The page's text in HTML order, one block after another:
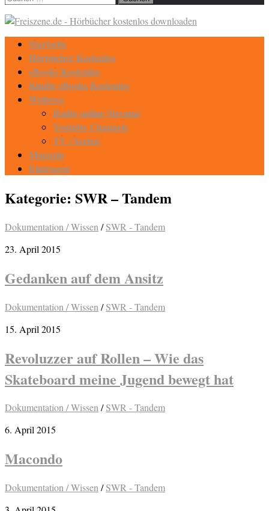
Startseite
Hörbücher Kostenlos
eBooks Kostenlos
Kindle eBooks Kostenlos
Weiteres
Radio online Streams
Youtube Channels
TV / Serien
Magazin
Eintragen
Kategorie: SWR – Tandem
Dokumentation / Wissen /SWR - Tandem
23. April 2015
Gedanken auf dem Ansitz
Dokumentation / Wissen /SWR - Tandem
15. April 2015
Revoluzzer auf Rollen – Wie das
Skateboard meine Jugend bewegt hat
Dokumentation / Wissen/SWR - Tandem
6. April 2015
Macondo
Dokumentation / Wissen/SWR - Tandem